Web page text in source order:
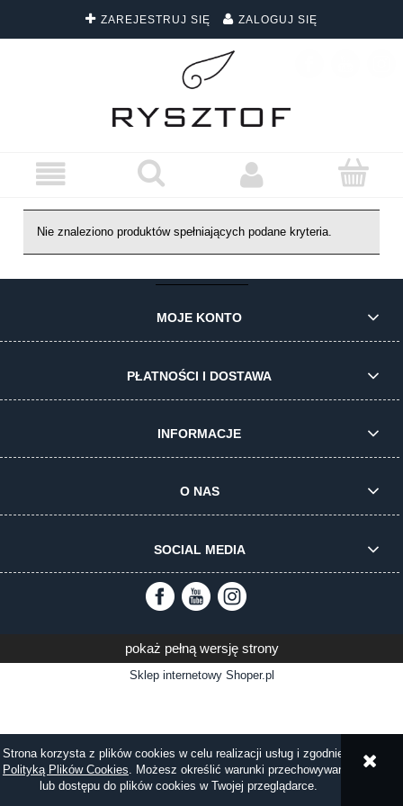
Strona korzysta z plików cookies w celu realizacji usług i zgodnie z
Polityką Plików Cookies. Możesz określić warunki przechowywania
lub dostępu do plików cookies w Twojej przeglądarce.
ZAREJESTRUJ SIĘ ZALOGUJ SIĘ
DARMOWA DOSTAWA WSZYSTKICH ZAMÓWIEŃ
Nie znaleziono produktów spełniających podane kryteria.
MOJE KONTO
PŁATNOŚCI I DOSTAWA
INFORMACJE
O NAS
SOCIAL MEDIA
pokaż pełną wersję strony
Sklep internetowy Shoper.pl